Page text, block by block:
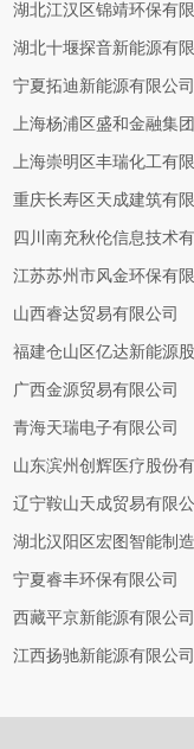
湖北江汉区锦靖环保有
湖北十堰探音新能源有
宁夏拓迪新能源有限公司
上海杨浦区盛和金融集
上海崇明区丰瑞化工有
重庆长寿区天成建筑有
四川南充秋伦信息技术
江苏苏州市风金环保有
山西睿达贸易有限公司
福建仓山区亿达新能源
广西金源贸易有限公司
青海天瑞电子有限公司
山东滨州创辉医疗股份
辽宁鞍山天成贸易有限公
湖北汉阳区宏图智能制
宁夏睿丰环保有限公司
西藏平京新能源有限公司
江西扬驰新能源有限公司